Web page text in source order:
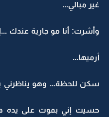
غير مبالي...
وأشرت: أنا مو جارية عندك
أرميها...
سكن للحظة... وهو يناظرني
حسيت إني بموت على يده